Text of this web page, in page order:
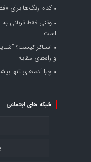
کدام رنگ‌ها برای
وقتی فقط قربانی
است
استاکر کیست؟
و راه‌های مقابله
چرا آدم‌های تنها
شبکه های اجتماعی